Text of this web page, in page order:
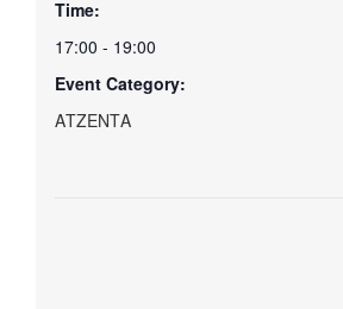
Time:
17:00 - 19:00
Event Category:
ΑΤΖΕΝΤΑ